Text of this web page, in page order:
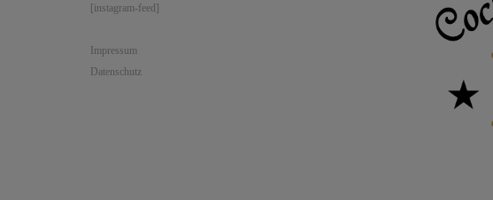
[instagram-feed]
Impressum
Datenschutz